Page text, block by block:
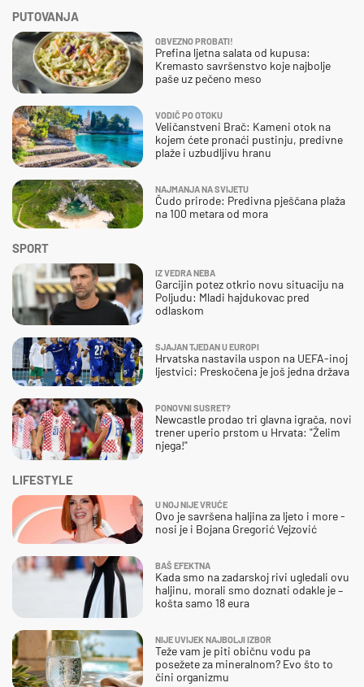
SPORT
IZ VEDRA NEBA
Garcijin potez otkrio novu situaciju na
Poljudu: Mladi hajdukovac pred
odlaskom
SJAJAN TJEDAN U EUROPI
Hrvatska nastavila uspon na UEFA-inoj
ljestvici: Preskočena je još jedna država
PONOVNI SUSRET?
Newcastle prodao tri glavna igrača, novi
trener uperio prstom u Hrvata: "Želim
njega!"
PUTOVANJA
OBVEZNO PROBATI!
Prefina ljetna salata od kupusa:
Kremasto savršenstvo koje najbolje
paše uz pečeno meso
VODIČ PO OTOKU
Veličanstveni Brač: Kameni otok na
kojem ćete pronaći pustinju, predivne
plaže i uzbudljivu hranu
NAJMANJA NA SVIJETU
Čudo prirode: Predivna pješčana plaža
na 100 metara od mora
LIFESTYLE
U NOJ NIJE VRUĆE
Ovo je savršena haljina za ljeto i more -
nosi je i Bojana Gregorić Vejzović
BAŠ EFEKTNA
Kada smo na zadarskoj rivi ugledali ovu
haljinu, morali smo doznati odakle je –
košta samo 18 eura
NIJE UVIJEK NAJBOLJI IZBOR
Teže vam je piti običnu vodu pa
posežete za mineralnom? Evo što to
čini organizmu